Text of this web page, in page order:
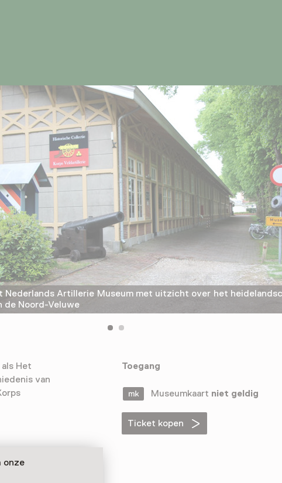
onze
Nederlands Artillerie Museum met uitzicht over het
de Noord-Veluwe
Het
van
Toegang
Museumkaart niet geldig
Ticket kopen